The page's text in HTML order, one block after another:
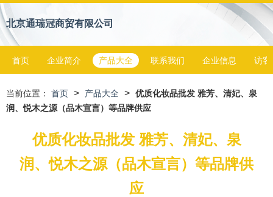
北京通瑞冠商贸有限公司
首页 企业简介 产品大全 联系我们 企业信息 访客
当前位置： 首页 > 产品大全 > 优质化妆品批发 雅芳、清妃、泉
润、悦木之源（品木宣言）等品牌供应
优质化妆品批发 雅芳、清妃、泉
润、悦木之源（品木宣言）等品牌供
应